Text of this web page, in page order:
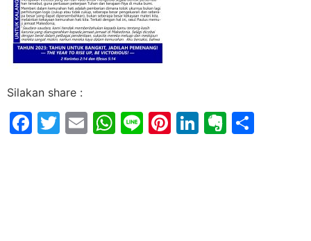
Silakan share :
Facebook
Twitter
EmailWhatsApp
LinePinterest
LinkedIn